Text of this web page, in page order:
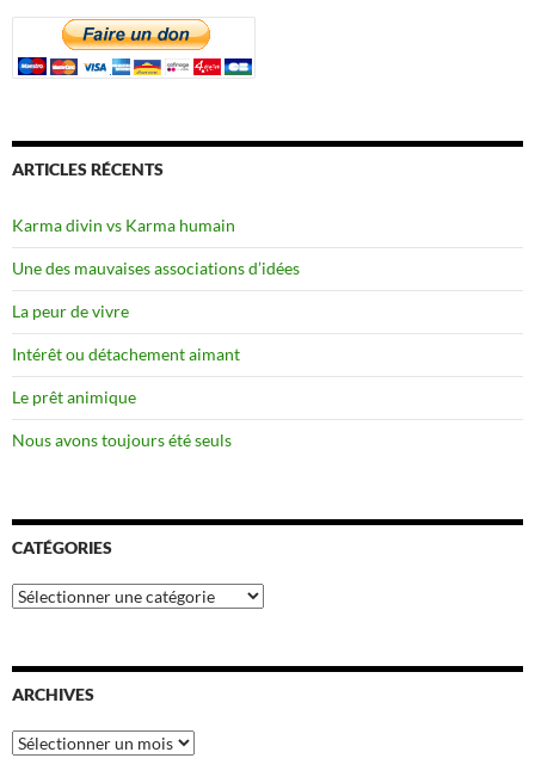
ARTICLES RÉCENTS
Karma divin vs Karma humain
Une des mauvaises associations d’idées
La peur de vivre
Intérêt ou détachement aimant
Le prêt animique
Nous avons toujours été seuls
CATÉGORIES
Catégories
ARCHIVES
Archives